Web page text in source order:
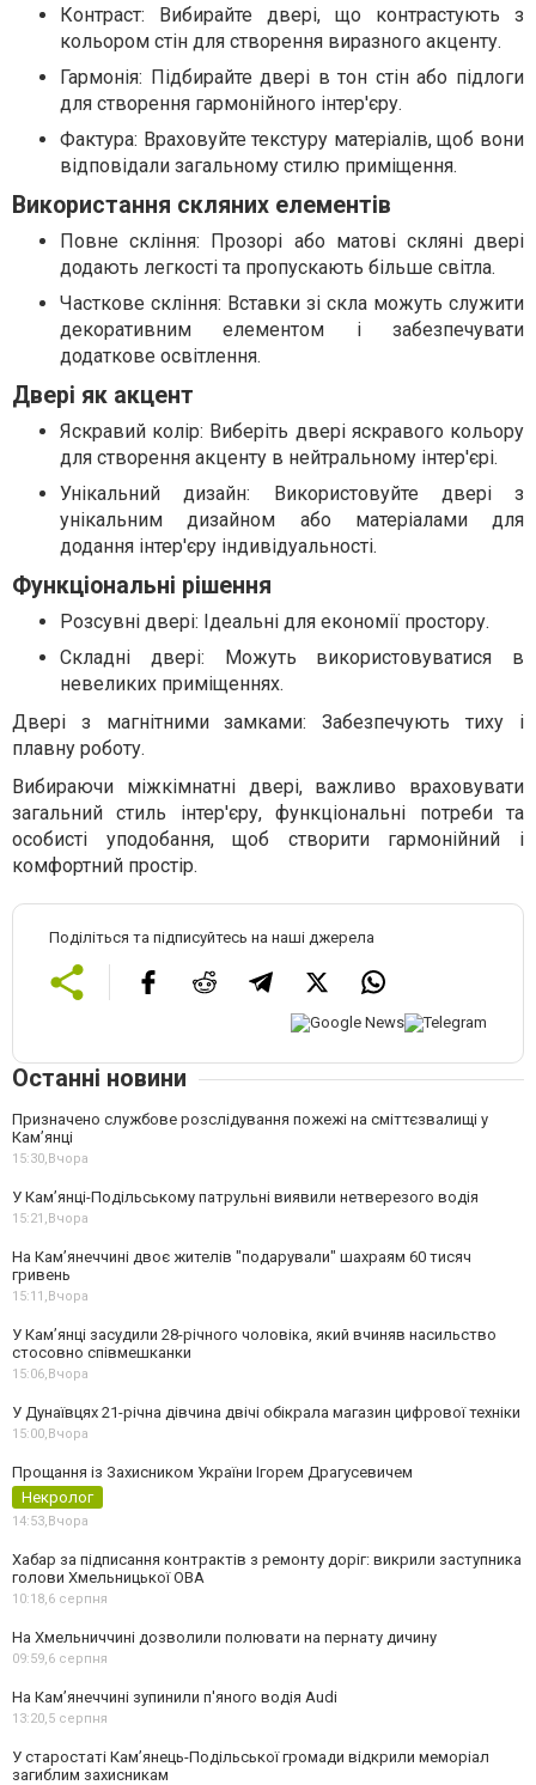
Контраст: Вибирайте двері, що контрастують з
кольором стін для створення виразного акценту.
Гармонія: Підбирайте двері в тон стін або підлоги
для створення гармонійного інтер'єру.
Фактура: Враховуйте текстуру матеріалів, щоб вони
відповідали загальному стилю приміщення.
Використання скляних елементів
Повне скління: Прозорі або матові скляні двері
додають легкості та пропускають більше світла.
Часткове скління: Вставки зі скла можуть служити
декоративним елементом і забезпечувати
додаткове освітлення.
Двері як акцент
Яскравий колір: Виберіть двері яскравого кольору
для створення акценту в нейтральному інтер'єрі.
Унікальний дизайн: Використовуйте двері з
унікальним дизайном або матеріалами для
додання інтер'єру індивідуальності.
Функціональні рішення
Розсувні двері: Ідеальні для економії простору.
Складні двері: Можуть використовуватися в
невеликих приміщеннях.
Двері з магнітними замками: Забезпечують тиху і
плавну роботу.
Вибираючи міжкімнатні двері, важливо враховувати
загальний стиль інтер'єру, функціональні потреби та
особисті уподобання, щоб створити гармонійний і
комфортний простір.
Поділіться та підписуйтесь на наші джерела
Останні новини
Призначено службове розслідування пожежі на сміттєзвалищі у
Кам’янці
15:30,Вчора
У Кам’янці-Подільському патрульні виявили нетверезого водія
15:21,Вчора
На Камʼянеччині двоє жителів "подарували" шахраям 60 тисяч
гривень
15:11,Вчора
У Камʼянці засудили 28-річного чоловіка, який вчиняв насильство
стосовно співмешканки
15:06,Вчора
У Дунаївцях 21-річна дівчина двічі обікрала магазин цифрової техніки
15:00,Вчора
Прощання із Захисником України Ігорем Драгусевичем
Некролог
14:53,Вчора
Хабар за підписання контрактів з ремонту доріг: викрили заступника
голови Хмельницької ОВА
10:18,6 серпня
На Хмельниччині дозволили полювати на пернату дичину
09:59,6 серпня
На Камʼянеччині зупинили п'яного водія Audi
13:20,5 серпня
У старостаті Кам’янець-Подільської громади відкрили меморіал
загиблим захисникам